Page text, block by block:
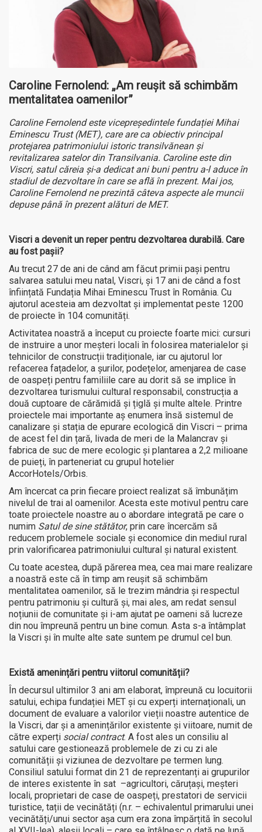
Caroline Fernolend: „Am reușit să schimbăm
mentalitatea oamenilor”
Caroline Fernolend este vicepreședintele fundației Mihai
Eminescu Trust (MET), care are ca obiectiv principal
protejarea patrimoniului istoric transilvănean și
revitalizarea satelor din Transilvania. Caroline este din
Viscri, satul căreia și-a dedicat ani buni pentru a-l aduce în
stadiul de dezvoltare în care se află în prezent. Mai jos,
Caroline Fernolend ne prezintă câteva aspecte ale muncii
depuse până în prezent alături de MET.
Viscri a devenit un reper pentru dezvoltarea durabilă. Care
au fost pașii?
Au trecut 27 de ani de când am făcut primii pași pentru
salvarea satului meu natal, Viscri, și 17 ani de când a fost
înființată Fundația Mihai Eminescu Trust în România. Cu
ajutorul acesteia am dezvoltat și implementat peste 1200
de proiecte în 104 comunități.
Activitatea noastră a început cu proiecte foarte mici: cursuri
de instruire a unor meșteri locali în folosirea materialelor și
tehnicilor de construcții tradiționale, iar cu ajutorul lor
refacerea fațadelor, a șurilor, podețelor, amenjarea de case
de oaspeți pentru familiile care au dorit să se implice în
dezvoltarea turismului cultural responsabil, construcția a
două cuptoare de cărămidă și țiglă și multe altele. Printre
proiectele mai importante aș enumera însă sistemul de
canalizare și stația de epurare ecologică din Viscri – prima
de acest fel din țară, livada de meri de la Malancrav și
fabrica de suc de mere ecologic și plantarea a 2,2 milioane
de puieți, în parteneriat cu grupul hotelier
AccorHotels/Orbis.
Am încercat ca prin fiecare proiect realizat să îmbunățim
nivelul de trai al oamenilor. Acesta este motivul pentru care
toate proiectele noastre au o abordare integrată pe care o
numim Satul de sine stătător, prin care încercăm să
reducem problemele sociale și economice din mediul rural
prin valorificarea patrimoniului cultural și natural existent.
Cu toate acestea, după părerea mea, cea mai mare realizare
a noastră este că în timp am reușit să schimbăm
mentalitatea oamenilor, să le trezim mândria și respectul
pentru patrimoniu și cultură și, mai ales, am redat sensul
noțiunii de comunitate și i-am ajutat pe oameni să lucreze
din nou împreună pentru un bine comun. Asta s-a întâmplat
la Viscri și în multe alte sate suntem pe drumul cel bun.
Există amenințări pentru viitorul comunității?
În decursul ultimilor 3 ani am elaborat, împreună cu locuitorii
satului, echipa fundației MET și cu experți internaționali, un
document de evaluare a valorilor vieții noastre autentice de
la Viscri, dar și a amenințărilor existente și viitoare, numit de
către experți social contract. A fost ales un consiliu al
satului care gestionează problemele de zi cu zi ale
comunității și viziunea de dezvoltare pe termen lung.
Consiliul satului format din 21 de reprezentanți ai grupurilor
de interes existente în sat –agricultori, căruțași, meșteri
locali, proprietari de case de oaspeți, prestatori de servicii
turistice, tații de vecinătăți (n.r. – echivalentul primarului unei
vecinătăți/unui sector așa cum era zona împărțită în secolul